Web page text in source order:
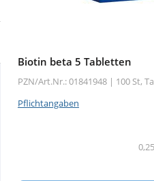
Täglich gut versorgt
Natur & Homöopathie
Biotin beta 5 Tabletten
PZN/Art.Nr.: 01841948 | 100 St,
Pflichtangaben